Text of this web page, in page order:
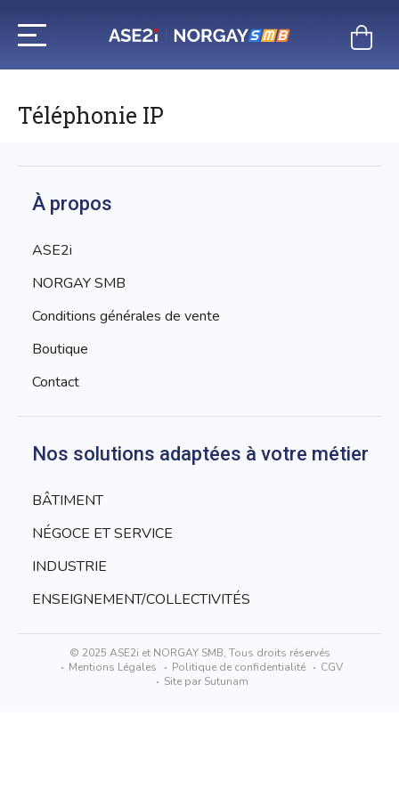
contenu
Téléphonie IP
À propos
ASE2i
NORGAY SMB
Conditions générales de vente
Boutique
Contact
Nos solutions adaptées à votre métier
BÂTIMENT
NÉGOCE ET SERVICE
INDUSTRIE
ENSEIGNEMENT/COLLECTIVITÉS
© 2025 ASE2i et NORGAY SMB, Tous droits réservés
Mentions Légales
Politique de confidentialité
CGV
Site par Sutunam